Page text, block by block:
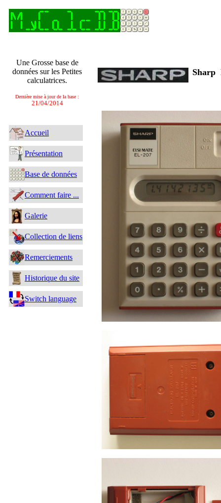
Une Grosse base de
données sur les Petites
calculatrices.
Dernière mise à jour de la base :
21/04/2014
Accueil
Présentation
Base de données
Comment faire ...
Galerie
Collection de liens
Remerciements
Historique du site
Switch language